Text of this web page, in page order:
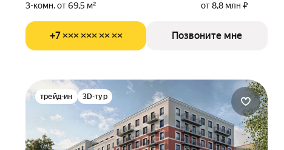
3-комн. от 69,5 м²
от 8,8 млн ₽
+7 ××× ××× ×× ×× Позвоните мне
трейд-ин 3D-тур